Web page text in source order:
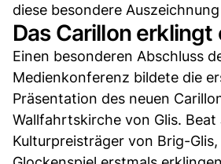
diese besondere
Das Carillon erklingt
Einen besonderen Abschluss
Medienkonferenz bildete die
Präsentation des neuen
Wallfahrtskirche von Glis. Beat
Kulturpreisträger von Brig-Glis,